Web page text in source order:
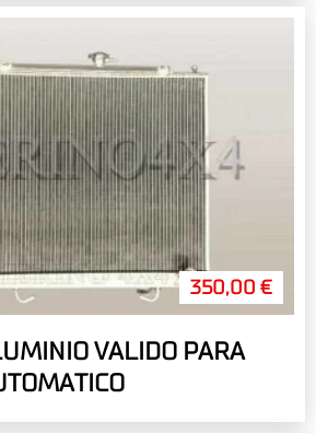
350,00 €
VALIDO PARA